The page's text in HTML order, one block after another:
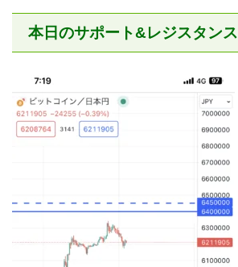
本日のサポート&レジスタンス